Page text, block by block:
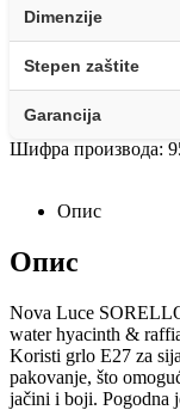
Dimenzije
Stepen zaštite
Garancija
Шифра производа:
Опис
Опис
Nova Luce
water hyacinth &
Koristi grlo E27 za
pakovanje, što
jačini i boji. Pogodna